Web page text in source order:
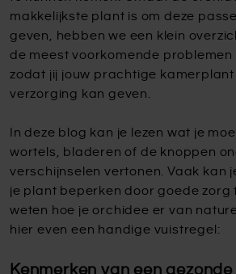
makkelijkste plant is om deze
geven, hebben we een klein
de meest voorkomende problemen
zodat jij jouw prachtige
verzorging kan geven.
In deze blog kan je lezen wat je
wortels, bladeren of de knoppen
verschijnselen vertonen. Vaak kan
je plant beperken door goede zorg
weten hoe je orchidee er van
hier even een handige vuistregel:
Kenmerken van een